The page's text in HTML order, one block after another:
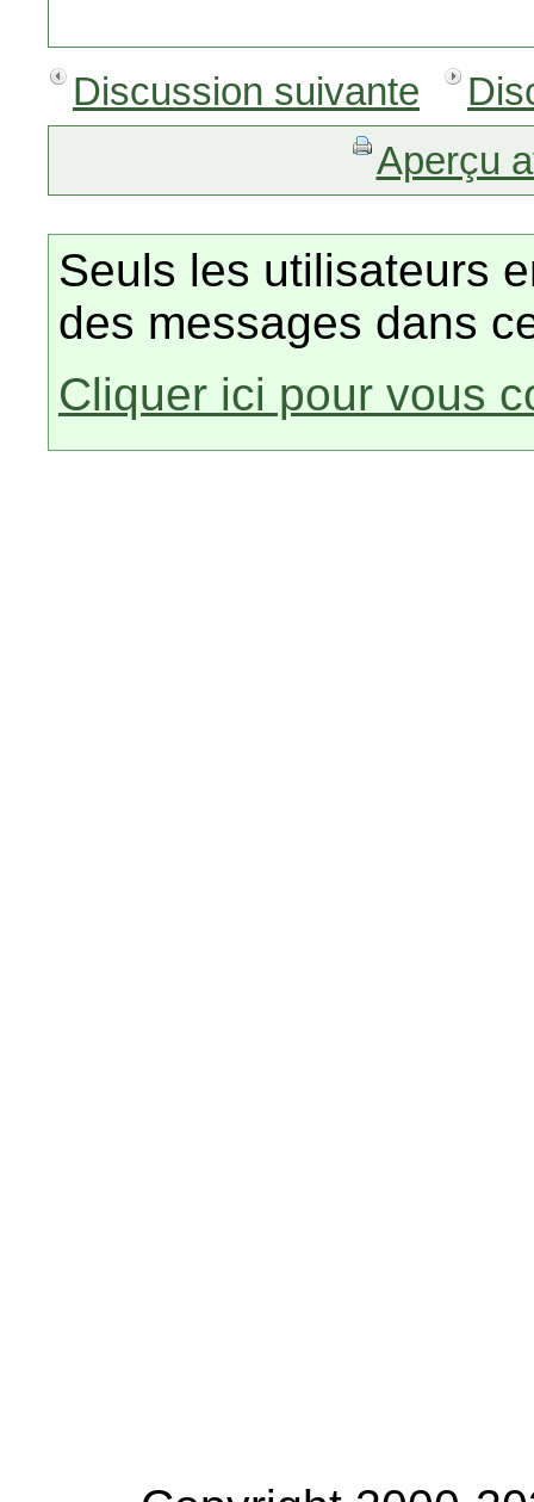
Discussion suivante
Aperçu
Seuls les utilisateurs
des messages dans
Cliquer ici pour vous